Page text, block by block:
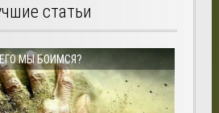
статьи
МЫ БОИМСЯ?